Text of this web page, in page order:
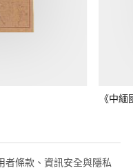
《中
者條款、資訊安全與隱私